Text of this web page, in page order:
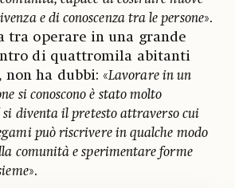
e di conoscenza tra le persone».
tra operare in una grande
di quattromila abitanti
non ha dubbi: «Lavorare in un
si conoscono è stato molto
si diventa il pretesto attraverso cui
può riscrivere in qualche modo
comunità e sperimentare forme
».